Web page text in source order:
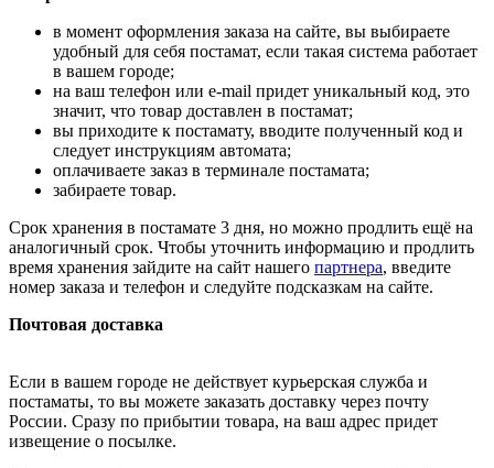
в момент оформления заказа на сайте, вы выбираете
удобный для себя постамат, если такая система работает
в вашем городе;
на ваш телефон или e-mail придет уникальный код, это
значит, что товар доставлен в постамат;
вы приходите к постамату, вводите полученный код и
следует инструкциям автомата;
оплачиваете заказ в терминале постамата;
забираете товар.
Срок хранения в постамате 3 дня, но можно продлить ещё на
аналогичный срок. Чтобы уточнить информацию и продлить
время хранения зайдите на сайт нашего партнера, введите
номер заказа и телефон и следуйте подсказкам на сайте.
Почтовая доставка
Если в вашем городе не действует курьерская служба и
постаматы, то вы можете заказать доставку через почту
России. Сразу по прибытии товара, на ваш адрес придет
извещение о посылке.